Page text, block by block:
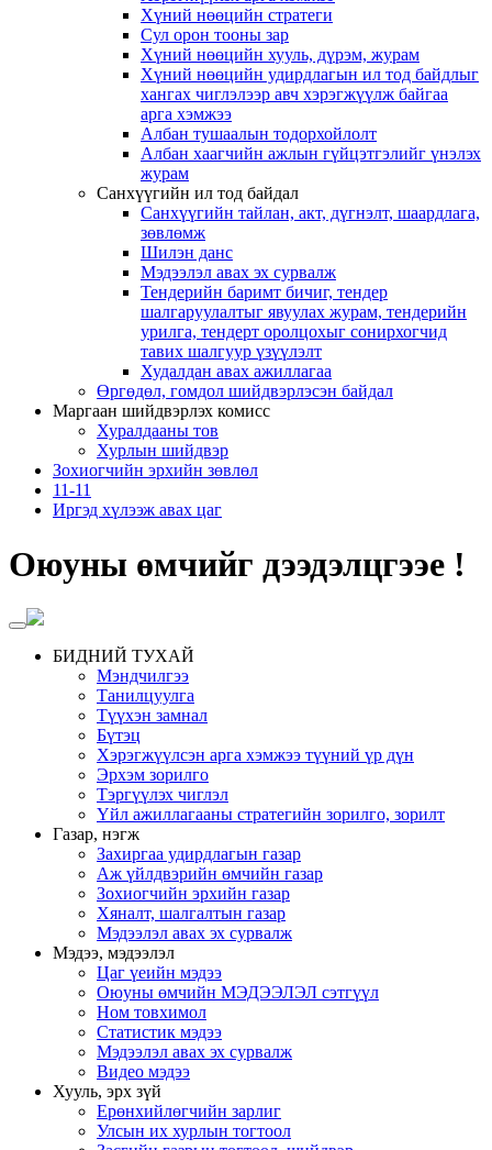
Хүний нөөцийн стратеги
Сул орон тооны зар
Хүний нөөцийн хууль, дүрэм, журам
Хүний нөөцийн удирдлагын ил тод байдлыг
хангах чиглэлээр авч хэрэгжүүлж байгаа
арга хэмжээ
Албан тушаалын тодорхойлолт
Албан хаагчийн ажлын гүйцэтгэлийг үнэлэх
журам
Санхүүгийн ил тод байдал
Санхүүгийн тайлан, акт, дүгнэлт, шаардлага,
зөвлөмж
Шилэн данс
Мэдээлэл авах эх сурвалж
Тендерийн баримт бичиг, тендер
шалгаруулалтыг явуулах журам, тендерийн
урилга, тендерт оролцохыг сонирхогчид
тавих шалгуур үзүүлэлт
Худалдан авах ажиллагаа
Өргөдөл, гомдол шийдвэрлэсэн байдал
Маргаан шийдвэрлэх комисс
Хуралдааны тов
Хурлын шийдвэр
Зохиогчийн эрхийн зөвлөл
11-11
Иргэд хүлээж авах цаг
Оюуны өмчийг дээдэлцгээе !
БИДНИЙ ТУХАЙ
Мэндчилгээ
Танилцуулга
Түүхэн замнал
Бүтэц
Хэрэгжүүлсэн арга хэмжээ түүний үр дүн
Эрхэм зорилго
Тэргүүлэх чиглэл
Үйл ажиллагааны стратегийн зорилго, зорилт
Газар, нэгж
Захиргаа удирдлагын газар
Аж үйлдвэрийн өмчийн газар
Зохиогчийн эрхийн газар
Хяналт, шалгалтын газар
Мэдээлэл авах эх сурвалж
Мэдээ, мэдээлэл
Цаг үеийн мэдээ
Оюуны өмчийн МЭДЭЭЛЭЛ сэтгүүл
Ном товхимол
Статистик мэдээ
Мэдээлэл авах эх сурвалж
Видео мэдээ
Хууль, эрх зүй
Ерөнхийлөгчийн зарлиг
Улсын их хурлын тогтоол